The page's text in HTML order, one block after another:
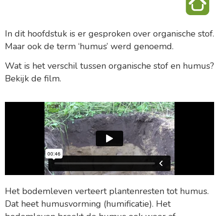
In dit hoofdstuk is er gesproken over organische stof.
Maar ook de term ‘humus’ werd genoemd.
Wat is het verschil tussen organische stof en humus?
Bekijk de film.
Het bodemleven verteert plantenresten tot humus.
Dat heet humusvorming (humificatie). Het